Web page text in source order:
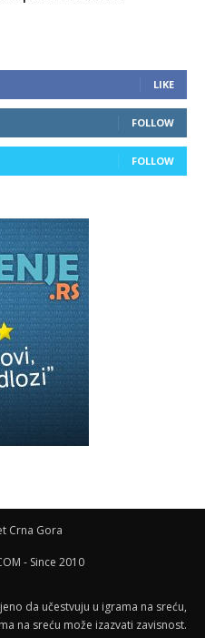
LIKE
FOLLOW
FOLLOW
Crna Gora
- Since 2010
da učestvuju u igrama na sreću,
na sreću može izazvati zavisnost.